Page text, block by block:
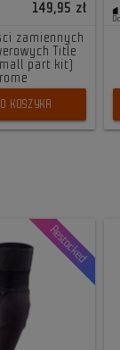
149,95 zł
zamiennych
Title
part kit)
KOSZYKA
Restocked